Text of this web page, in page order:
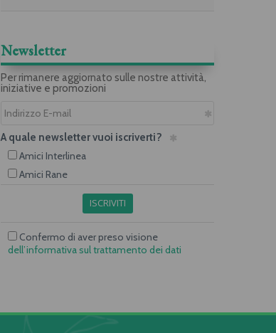
Newsletter
Per rimanere aggiornato sulle nostre attività,
iniziative e promozioni
A quale newsletter vuoi iscriverti?
Amici Interlinea
Amici Rane
ISCRIVITI
Confermo di aver preso visione
dell’informativa sul trattamento dei dati